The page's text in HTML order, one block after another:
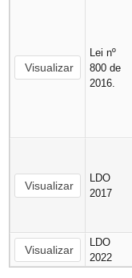
Visualizar
Lei nº
800 de
2016.
Visualizar
LDO
2017
Visualizar
LDO
2022